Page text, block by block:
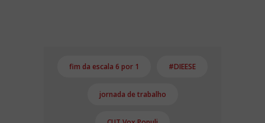
fim da escala 6 por 1 #DIEESE
jornada de trabalho